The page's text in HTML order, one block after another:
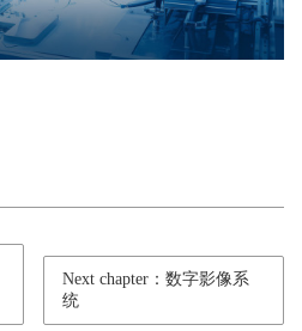
Next chapter：数字影像系
统